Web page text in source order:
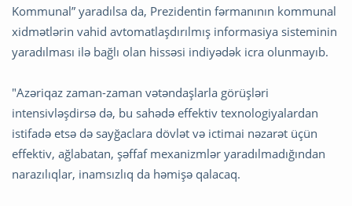
Kommunal” yaradılsa da, Prezidentin fərmanının kommunal
xidmətlərin vahid avtomatlaşdırılmış informasiya sisteminin
yaradılması ilə bağlı olan hissəsi indiyədək icra olunmayıb.
"Azəriqaz zaman-zaman vətəndaşlarla görüşləri
intensivləşdirsə də, bu sahədə effektiv texnologiyalardan
istifadə etsə də sayğaclara dövlət və ictimai nəzarət üçün
effektiv, ağlabatan, şəffaf mexanizmlər yaradılmadığından
narazılıqlar, inamsızlıq da həmişə qalacaq.